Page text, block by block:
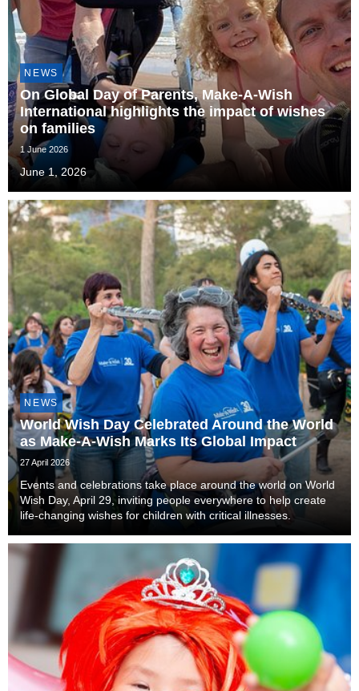
NEWS
On Global Day of Parents, Make-A-Wish
International highlights the impact of wishes
on families
1 June 2026
June 1, 2026
NEWS
World Wish Day Celebrated Around the World
as Make-A-Wish Marks Its Global Impact
27 April 2026
Events and celebrations take place around the world on World
Wish Day, April 29, inviting people everywhere to help create
life-changing wishes for children with critical illnesses.